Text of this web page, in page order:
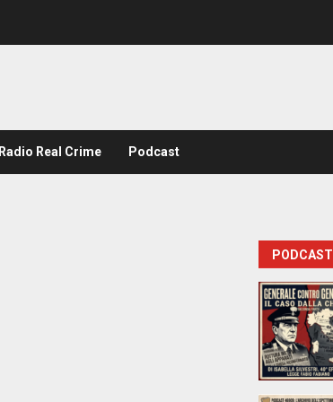
Radio Real Crime Podcast
PODCAST